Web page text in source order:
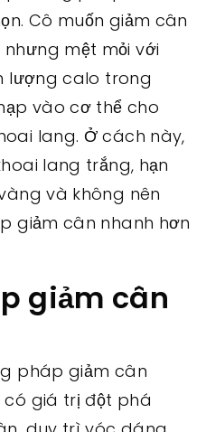
Cô muốn giảm cân
mệt mỏi với
lượng calo trong
vào cơ thể cho
lang. Ở cách này,
lang trắng, hạn
và không nên
giảm cân nhanh hơn
giảm cân
pháp giảm cân
có giá trị đột phá